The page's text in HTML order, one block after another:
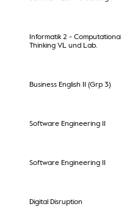
Informatik 2 - Computational
Thinking VL und Lab.
Business English II (Grp 3)
Software Engineering II
Software Engineering II
Digital Disruption